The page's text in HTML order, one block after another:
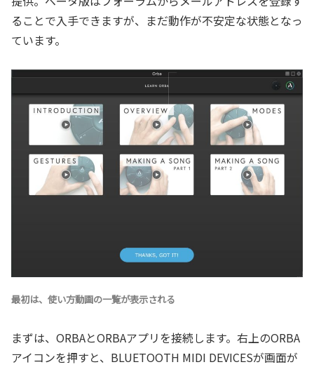
ることで入手できますが、まだ動作が不安定な状態となっ
ています。
最初は、使い方動画の一覧が表示される
まずは、ORBAとORBAアプリを接続します。右上のORBA
アイコンを押すと、BLUETOOTH MIDI DEVICESが画面が